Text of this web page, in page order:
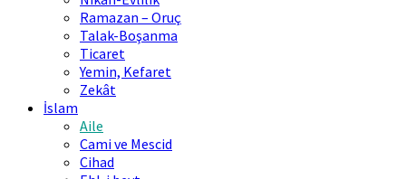
Ramazan – Oruç
Talak-Boşanma
Ticaret
Yemin, Kefaret
Zekât
İslam
Aile
Cami ve Mescid
Cihad